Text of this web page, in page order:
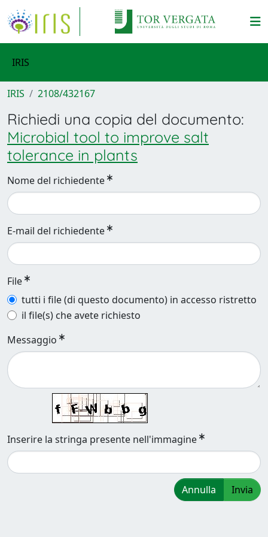
IRIS
IRIS 2108/432167
Richiedi una copia del documento:
Microbial tool to improve salt
tolerance in plants
Nome del richiedente
E-mail del richiedente
File
tutti i file (di questo documento) in accesso ristretto
il file(s) che avete richiesto
Messaggio
Inserire la stringa presente nell'immagine
Annulla Invia